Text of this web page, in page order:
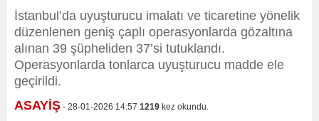
İstanbul’da uyuşturucu imalatı ve ticaretine yönelik
düzenlenen geniş çaplı operasyonlarda gözaltına
alınan 39 şüpheliden 37’si tutuklandı.
Operasyonlarda tonlarca uyuşturucu madde ele
geçirildi.
ASAYİŞ - 28-01-2026 14:57 1219 kez okundu.